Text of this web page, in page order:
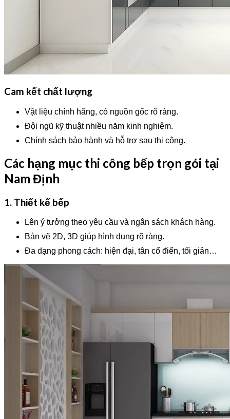
Cam kết chất lượng
Vật liệu chính hãng, có nguồn gốc rõ ràng.
Đội ngũ kỹ thuật nhiều năm kinh nghiệm.
Chính sách bảo hành và hỗ trợ sau thi công.
Các hạng mục thi công bếp trọn gói tại
Nam Định
1. Thiết kế bếp
Lên ý tưởng theo yêu cầu và ngân sách khách hàng.
Bản vẽ 2D, 3D giúp hình dung rõ ràng.
Đa dạng phong cách: hiện đại, tân cổ điển, tối giản…